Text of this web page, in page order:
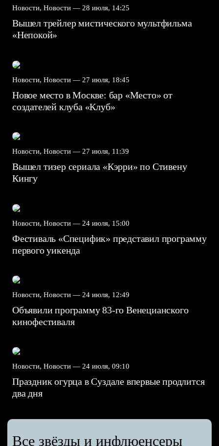
Новости, Новости — 28 июля, 14:25
Вышел трейлер мистического мультфильма
«Непокой»
Новости, Новости — 27 июля, 18:45
Новое место в Москве: бар «Место» от
создателей клуба «Клуб»
Новости, Новости — 27 июля, 11:39
Вышел тизер сериала «Кэрри» по Стивену
Кингу
Новости, Новости — 24 июля, 15:00
Фестиваль «Специфик» представил программу
первого уикенда
Новости, Новости — 24 июля, 12:49
Объявили программу 83-го Венецианского
кинофестиваля
Новости, Новости — 24 июля, 09:10
Праздник огурца в Суздале впервые продлится
два дня
Все звёзды и инфлюенсеры